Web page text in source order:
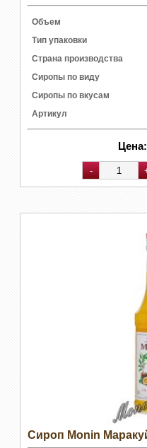
Объем
Тип упаковки
Страна производства
Сиропы по виду
Сиропы по вкусам
Артикул
Цена:
Сироп Monin